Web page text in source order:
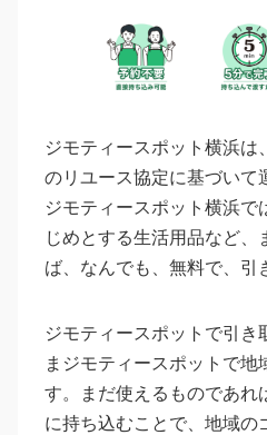
ジモティースポット横浜は
のリユース協定に基づいて
ジモティースポット横浜で
じめとする生活用品など、
ば、なんでも、無料で、引
ジモティースポットで引き
まジモティースポットで地
す。まだ使えるものであれ
に持ち込むことで、地域の